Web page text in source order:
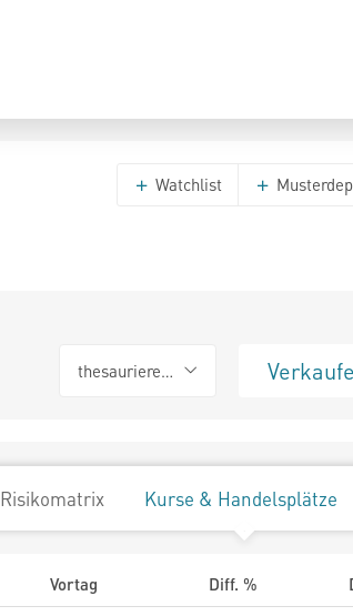
Watchlist
thesaurierend
Risikomatrix Kurse & Handelsplätze
Vortag Diff. %